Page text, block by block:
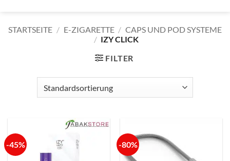
STARTSEITE / E-ZIGARETTE / CAPS UND POD SYSTEME
/ IZY CLICK
FILTER
-45% -80%